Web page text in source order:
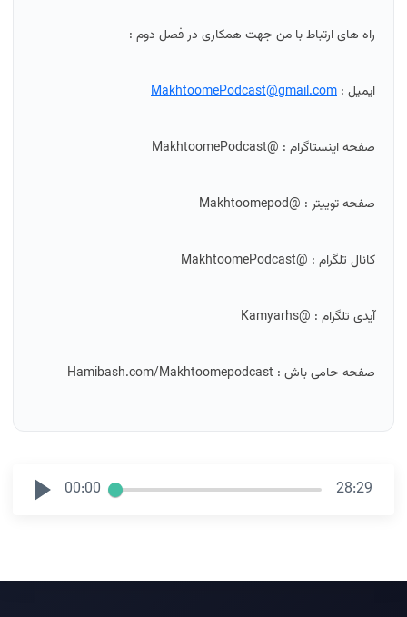
راه های ارتباط با من جهت همکاری در فصل دوم :
ایمیل : MakhtoomePodcast@gmail.com
صفحه اینستاگرام : @MakhtoomePodcast
صفحه توییتر : @Makhtoomepod
کانال تلگرام : @MakhtoomePodcast
آیدی تلگرام : @Kamyarhs
صفحه حامی باش : Hamibash.com/Makhtoomepodcast
00:00 28:29